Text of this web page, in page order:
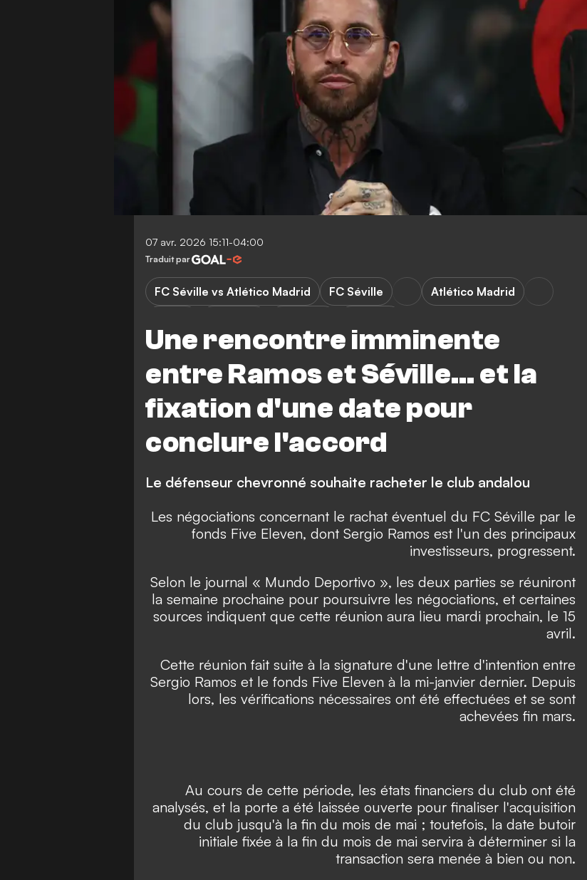
07 avr. 2026 15:11-04:00
Traduit par
Une rencontre imminente
entre Ramos et Séville… et la
fixation d'une date pour
conclure l'accord
FC Séville vs Atlético Madrid FC Séville
Atlético Madrid
Le défenseur chevronné souhaite racheter le club andalou
Les négociations concernant le rachat éventuel du FC Séville par le
fonds Five Eleven, dont Sergio Ramos est l'un des principaux
investisseurs, progressent.
Selon le journal « Mundo Deportivo », les deux parties se réuniront
la semaine prochaine pour poursuivre les négociations, et certaines
sources indiquent que cette réunion aura lieu mardi prochain, le 15
avril.
Cette réunion fait suite à la signature d'une lettre d'intention entre
Sergio Ramos et le fonds Five Eleven à la mi-janvier dernier. Depuis
lors, les vérifications nécessaires ont été effectuées et se sont
achevées fin mars.
Au cours de cette période, les états financiers du club ont été
analysés, et la porte a été laissée ouverte pour finaliser l'acquisition
du club jusqu'à la fin du mois de mai ; toutefois, la date butoir
initiale fixée à la fin du mois de mai servira à déterminer si la
transaction sera menée à bien ou non.